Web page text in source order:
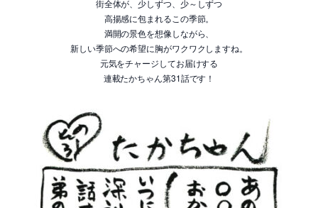
街全体が、少しずつ、少～しずつ
高揚感に包まれるこの季節。
満開の景色を想像しながら、
新しい季節への希望に胸がワクワクしますね。
元気をチャージしてお届けする
連載たかちゃん第31話です！